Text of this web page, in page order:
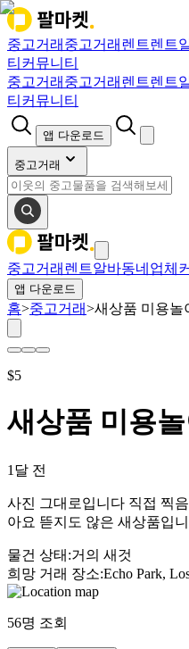
중고거래 중고거래 렌트렌트
티 커뮤니티
중고거래 중고거래 렌트렌트
티 커뮤니티
앱 다운로드
중고거래
중고거래 렌트알바동네업체
앱 다운로드
홈>중고거래>새상품 미용놀
$5
새상품 미용
1달 전
사진 그대로입니다 직접 찍
아요 뜯지도 않은 새상품입
물건 상태 :거의 새것
희망 거래 장소:Echo Park,
56명 조회